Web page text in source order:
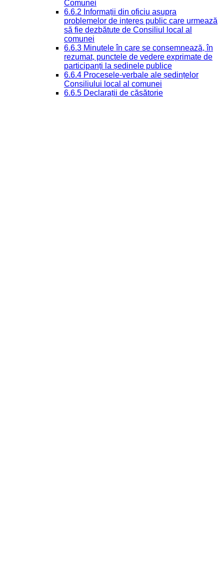
Comunei
6.6.2 Informații din oficiu asupra
problemelor de interes public care urmează
să fie dezbătute de Consiliul local al
comunei
6.6.3 Minutele în care se consemnează, în
rezumat, punctele de vedere exprimate de
participanți la ședinele publice
6.6.4 Procesele-verbale ale ședințelor
Consiliului local al comunei
6.6.5 Declarații de căsătorie